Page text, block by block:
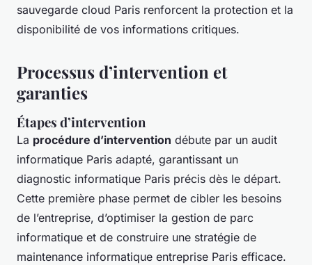
sauvegarde cloud Paris renforcent la protection et la
disponibilité de vos informations critiques.
Processus d’intervention et
garanties
Étapes d’intervention
La procédure d’intervention débute par un audit
informatique Paris adapté, garantissant un
diagnostic informatique Paris précis dès le départ.
Cette première phase permet de cibler les besoins
de l’entreprise, d’optimiser la gestion de parc
informatique et de construire une stratégie de
maintenance informatique entreprise Paris efficace.